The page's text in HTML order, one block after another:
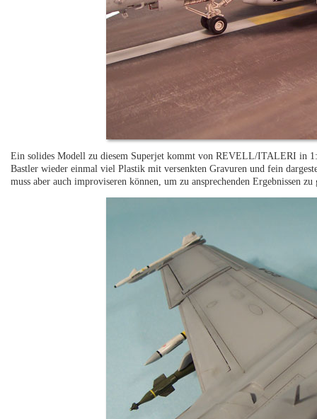
Ein solides Modell zu diesem Superjet kommt von REVELL/ITALERI in
Bastler wieder einmal viel Plastik mit versenkten Gravuren und fein
muss aber auch improviseren können, um zu ansprechenden Ergebnissen zu